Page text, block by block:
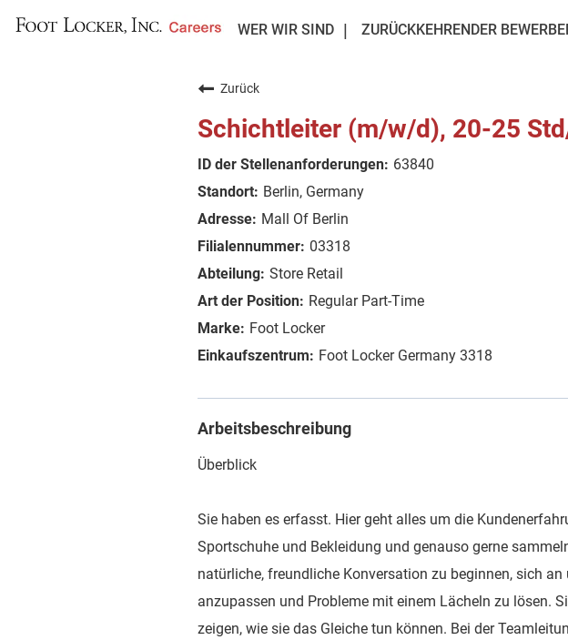
WER WIR SIND ZURÜCKKEHRENDER
Zurück
Schichtleiter (m/w/d), 20-25
63840
Berlin, Germany
Mall Of Berlin
03318
Store Retail
Regular Part-Time
Foot Locker
Foot Locker Germany 3318
Arbeitsbeschreibung
Überblick
Sie haben es erfasst. Hier geht alles um die
Sportschuhe und Bekleidung und genauso gerne
natürliche, freundliche Konversation zu beginnen, sich
anzupassen und Probleme mit einem Lächeln zu lösen.
zeigen, wie sie das Gleiche tun können. Bei der